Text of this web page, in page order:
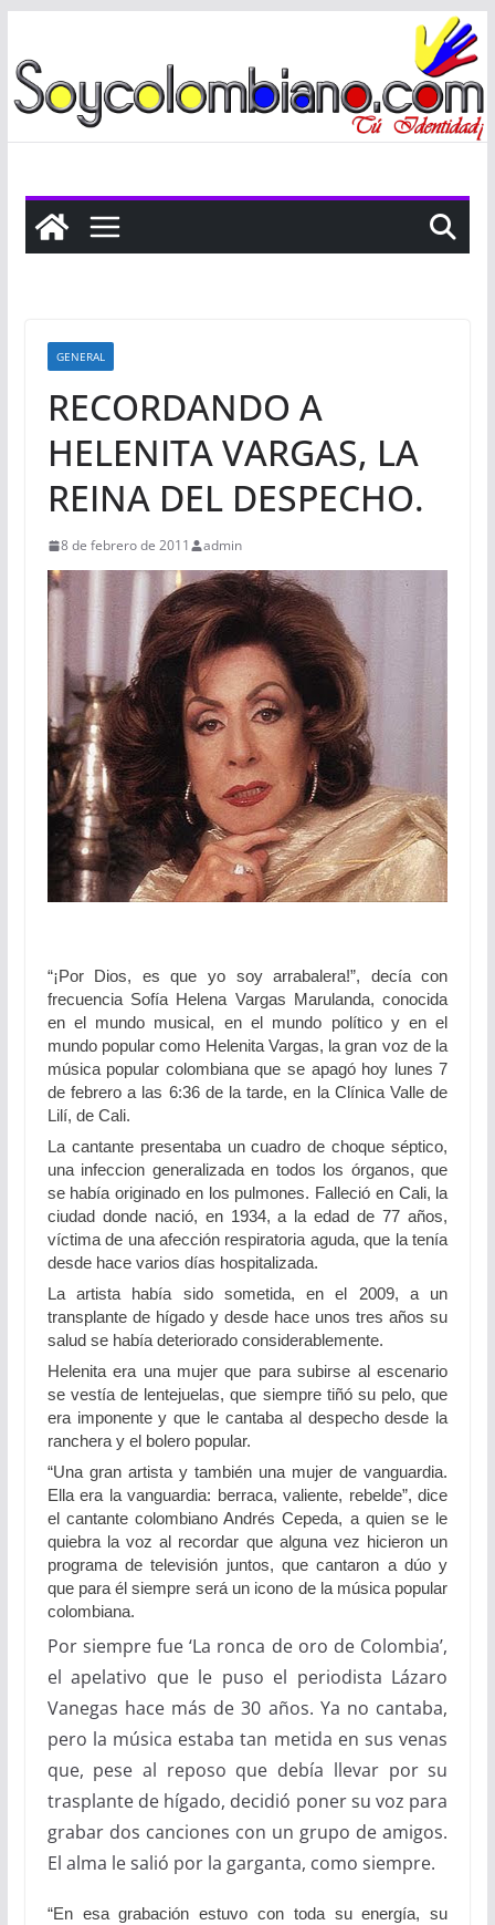
al
contenido
GENERAL
RECORDANDO A
HELENITA VARGAS, LA
REINA DEL DESPECHO.
8 de febrero de 2011 admin
“¡Por Dios, es que yo soy arrabalera!”, decía con
frecuencia Sofía Helena Vargas Marulanda, conocida
en el mundo musical, en el mundo político y en el
mundo popular como Helenita Vargas, la gran voz de la
música popular colombiana que se apagó hoy lunes 7
de febrero a las 6:36 de la tarde, en la Clínica Valle de
Lilí, de Cali.
La cantante presentaba un cuadro de choque séptico,
una infeccion generalizada en todos los órganos, que
se había originado en los pulmones. Falleció en Cali, la
ciudad donde nació, en 1934, a la edad de 77 años,
víctima de una afección respiratoria aguda, que la tenía
desde hace varios días hospitalizada.
La artista había sido sometida, en el 2009, a un
transplante de hígado y desde hace unos tres años su
salud se había deteriorado considerablemente.
Helenita era una mujer que para subirse al escenario
se vestía de lentejuelas, que siempre tiñó su pelo, que
era imponente y que le cantaba al despecho desde la
ranchera y el bolero popular.
“Una gran artista y también una mujer de vanguardia.
Ella era la vanguardia: berraca, valiente, rebelde”, dice
el cantante colombiano Andrés Cepeda, a quien se le
quiebra la voz al recordar que alguna vez hicieron un
programa de televisión juntos, que cantaron a dúo y
que para él siempre será un icono de la música popular
colombiana.
Por siempre fue ‘La ronca de oro de Colombia’,
el apelativo que le puso el periodista Lázaro
Vanegas hace más de 30 años. Ya no cantaba,
pero la música estaba tan metida en sus venas
que, pese al reposo que debía llevar por su
trasplante de hígado, decidió poner su voz para
grabar dos canciones con un grupo de amigos.
El alma le salió por la garganta, como siempre.
“En esa grabación estuvo con toda su energía, su